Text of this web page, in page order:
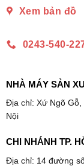
Xem bản đồ
0243-540-
NHÀ MÁY SẢN
Địa chỉ: Xứ Ngõ Gỗ,
Nội
CHI NHÁNH TP.
Địa chỉ: 14 đường